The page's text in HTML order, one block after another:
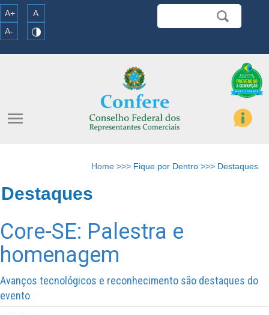
A+
A
A-
menu
Home >>> Fique por Dentro >>> Destaques
Destaques
Core-SE: Palestra e
homenagem
Avanços tecnológicos e reconhecimento são destaques do
evento